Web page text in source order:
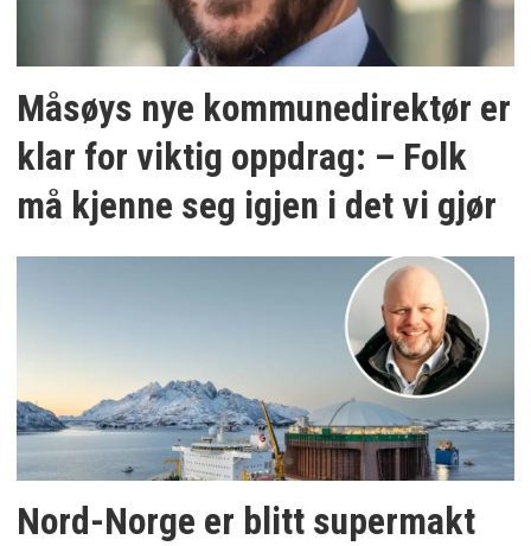
Måsøys nye kommunedirektør er
klar for viktig oppdrag: – Folk
må kjenne seg igjen i det vi gjør
Nord-Norge er blitt supermakt